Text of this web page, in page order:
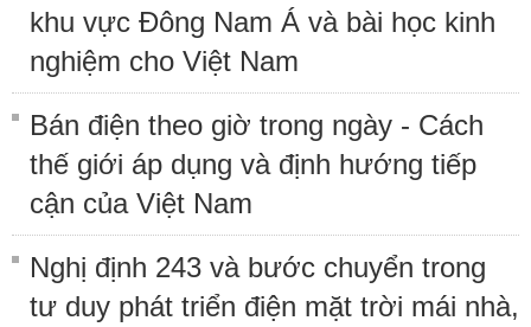
khu vực Đông Nam Á và bài học kinh
nghiệm cho Việt Nam
Bán điện theo giờ trong ngày - Cách
thế giới áp dụng và định hướng tiếp
cận của Việt Nam
Nghị định 243 và bước chuyển trong
tư duy phát triển điện mặt trời mái nhà,